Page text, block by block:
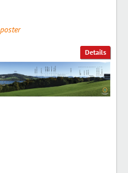
Details